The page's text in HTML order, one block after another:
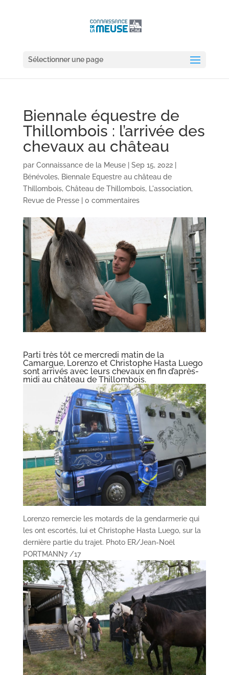
Sélectionner une page
Biennale équestre de
Thillombois : l’arrivée des
chevaux au château
par Connaissance de la Meuse| Sep 15, 2022|
Bénévoles, Biennale Equestre au château de
Thillombois, Château de Thillombois, L'association,
Revue de Presse| 0 commentaires
Parti très tôt ce mercredi matin de la
Camargue, Lorenzo et Christophe Hasta Luego
sont arrivés avec leurs chevaux en fin d’après-
midi au château de Thillombois.
Lorenzo remercie les motards de la gendarmerie qui
les ont escortés, lui et Christophe Hasta Luego, sur la
dernière partie du trajet. Photo ER/Jean-Noël
PORTMANN7 /17